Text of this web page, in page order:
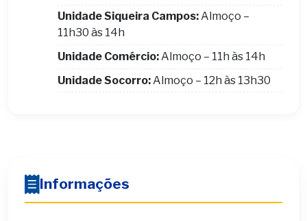
Unidade Siqueira Campos:Almoço –
11h30 às 14h
Unidade Comércio:Almoço – 11h às 14h
Unidade Socorro: Almoço – 12h às 13h30
Informações